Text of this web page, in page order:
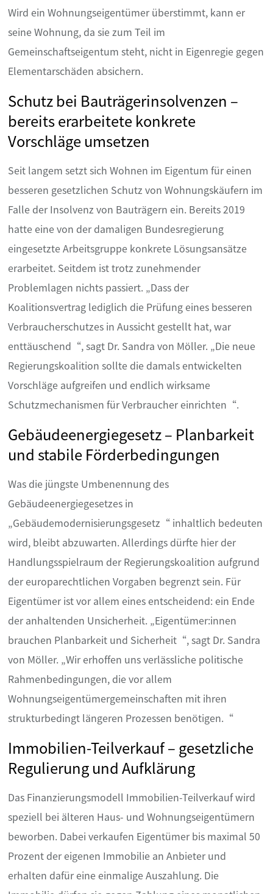
Wird ein Wohnungseigentümer überstimmt, kann er
seine Wohnung, da sie zum Teil im
Gemeinschaftseigentum steht, nicht in Eigenregie gegen
Elementarschäden absichern.
Schutz bei Bauträgerinsolvenzen –
bereits erarbeitete konkrete
Vorschläge umsetzen
Seit langem setzt sich Wohnen im Eigentum für einen
besseren gesetzlichen Schutz von Wohnungskäufern im
Falle der Insolvenz von Bauträgern ein. Bereits 2019
hatte eine von der damaligen Bundesregierung
eingesetzte Arbeitsgruppe konkrete Lösungsansätze
erarbeitet. Seitdem ist trotz zunehmender
Problemlagen nichts passiert. „Dass der
Koalitionsvertrag lediglich die Prüfung eines besseren
Verbraucherschutzes in Aussicht gestellt hat, war
enttäuschend“, sagt Dr. Sandra von Möller. „Die neue
Regierungskoalition sollte die damals entwickelten
Vorschläge aufgreifen und endlich wirksame
Schutzmechanismen für Verbraucher einrichten“.
Gebäudeenergiegesetz – Planbarkeit
und stabile Förderbedingungen
Was die jüngste Umbenennung des
Gebäudeenergiegesetzes in
„Gebäudemodernisierungsgesetz“ inhaltlich bedeuten
wird, bleibt abzuwarten. Allerdings dürfte hier der
Handlungsspielraum der Regierungskoalition aufgrund
der europarechtlichen Vorgaben begrenzt sein. Für
Eigentümer ist vor allem eines entscheidend: ein Ende
der anhaltenden Unsicherheit. „Eigentümer:innen
brauchen Planbarkeit und Sicherheit“, sagt Dr. Sandra
von Möller. „Wir erhoffen uns verlässliche politische
Rahmenbedingungen, die vor allem
Wohnungseigentümergemeinschaften mit ihren
strukturbedingt längeren Prozessen benötigen.“
Immobilien-Teilverkauf – gesetzliche
Regulierung und Aufklärung
Das Finanzierungsmodell Immobilien-Teilverkauf wird
speziell bei älteren Haus- und Wohnungseigentümern
beworben. Dabei verkaufen Eigentümer bis maximal 50
Prozent der eigenen Immobilie an Anbieter und
erhalten dafür eine einmalige Auszahlung. Die